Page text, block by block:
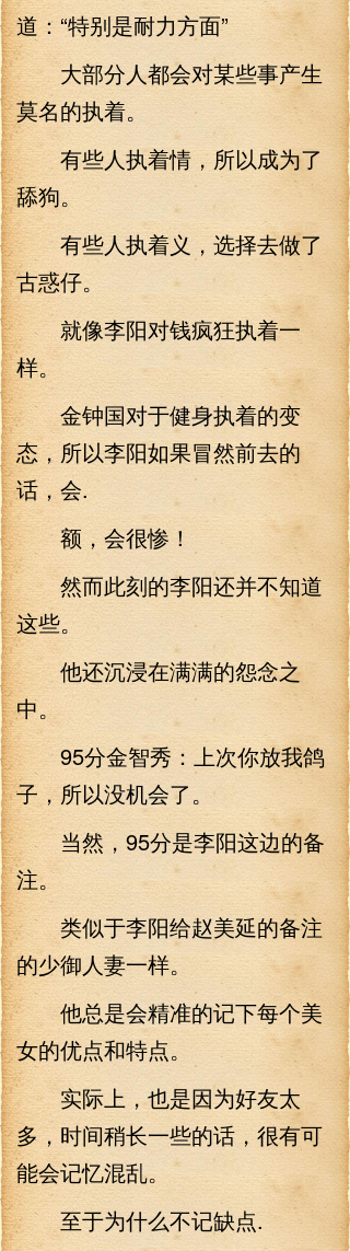
道：“特别是耐力方面”
大部分人都会对某些事产生
莫名的执着。
有些人执着情，所以成为了
舔狗。
有些人执着义，选择去做了
古惑仔。
就像李阳对钱疯狂执着一
样。
金钟国对于健身执着的变
态，所以李阳如果冒然前去的
话，会.
额，会很惨！
然而此刻的李阳还并不知道
这些。
他还沉浸在满满的怨念之
中。
95分金智秀：上次你放我鸽
子，所以没机会了。
当然，95分是李阳这边的备
注。
类似于李阳给赵美延的备注
的少御人妻一样。
他总是会精准的记下每个美
女的优点和特点。
实际上，也是因为好友太
多，时间稍长一些的话，很有可
能会记忆混乱。
至于为什么不记缺点.